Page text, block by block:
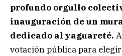
profundo orgullo
inauguración de un
dedicado al yaguareté.
votación pública para